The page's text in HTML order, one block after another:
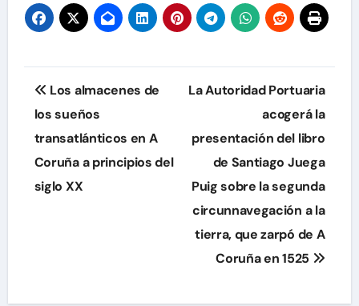
Navegación
de
entradas
Los almacenes de
los sueños
transatlánticos en A
Coruña a principios del
siglo XX
La Autoridad Portuaria
acogerá la
presentación del libro
de Santiago Juega
Puig sobre la segunda
circunnavegación a la
tierra, que zarpó de A
Coruña en 1525